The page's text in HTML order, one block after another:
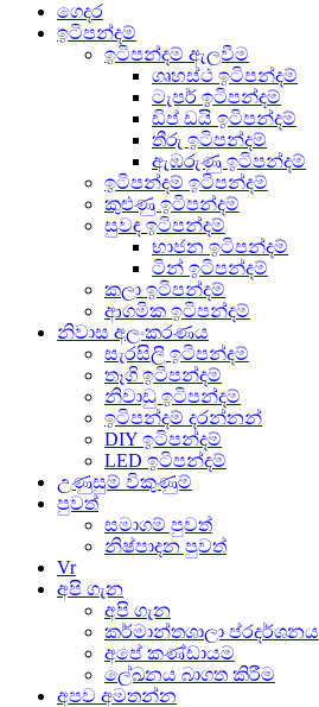
ගෙදර
ඉටිපන්දම්
ඉටිපන්දම් ඇලවීම
ගෘහස්ථ ඉටිපන්දම්
ටැපර් ඉටිපන්දම්
ඩිප් ඩයි ඉටිපන්දම්
තීරු ඉටිපන්දම්
ඇඹරුණු ඉටිපන්දම්
ඉටිපන්දම් ඉටිපන්දම්
කුළුණු ඉටිපන්දම්
සුවඳ ඉටිපන්දම්
භාජන ඉටිපන්දම්
ටින් ඉටිපන්දම්
කලා ඉටිපන්දම්
ආගමික ඉටිපන්දම්
නිවාස අලංකරණය
සැරසිලි ඉටිපන්දම්
තෑගි ඉටිපන්දම්
නිවාඩු ඉටිපන්දම්
ඉටිපන්දම් දරන්නන්
DIY ඉටිපන්දම්
LED ඉටිපන්දම්
උණුසුම් විකුණුම්
පුවත්
සමාගම් පුවත්
නිෂ්පාදන පුවත්
Vr
අපි ගැන
අපි ගැන
කර්මාන්තශාලා ප්රදර්ශනය
අපේ කණ්ඩායම
ලේඛනය බාගත කිරීම
අපව අමතන්න